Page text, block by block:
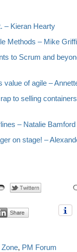
– Kieran Hearty
Methods – Mike
to Scrum and
of agile –
to selling
– Natalie Bamford
on stage! –
, PM Forum